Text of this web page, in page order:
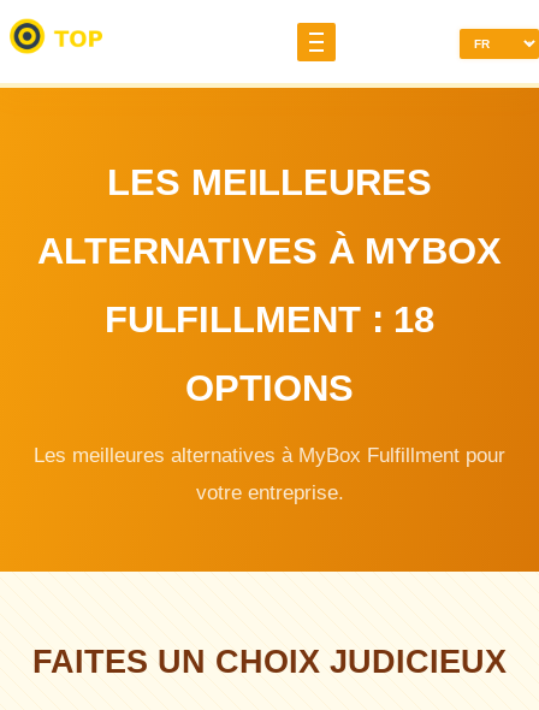
LES MEILLEURES
ALTERNATIVES À MYBOX
FULFILLMENT : 18
OPTIONS
Les meilleures alternatives à MyBox Fulfillment pour
votre entreprise.
FAITES UN CHOIX JUDICIEUX